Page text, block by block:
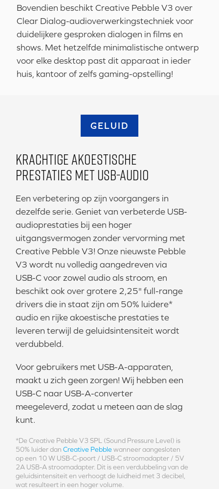
Bovendien beschikt Creative Pebble V3 over
Clear Dialog-audioverwerkingstechniek voor
duidelijkere gesproken dialogen in films en
shows. Met hetzelfde minimalistische ontwerp
voor elke desktop past dit apparaat in ieder
huis, kantoor of zelfs gaming-opstelling!
GELUID
KRACHTIGE AKOESTISCHE
PRESTATIES MET USB-AUDIO
Een verbetering op zijn voorgangers in
dezelfde serie. Geniet van verbeterde USB-
audioprestaties bij een hoger
uitgangsvermogen zonder vervorming met
Creative Pebble V3! Onze nieuwste Pebble
V3 wordt nu volledig aangedreven via
USB-C voor zowel audio als stroom, en
beschikt ook over grotere 2,25" full-range
drivers die in staat zijn om 50% luidere*
audio en rijke akoestische prestaties te
leveren terwijl de geluidsintensiteit wordt
verdubbeld.
Voor gebruikers met USB-A-apparaten,
maakt u zich geen zorgen! Wij hebben een
USB-C naar USB-A-converter
meegeleverd, zodat u meteen aan de slag
kunt.
*De Creative Pebble V3 SPL (Sound Pressure Level) is
50% luider danCreative Pebblewanneer aangesloten
op een 10 W USB-C-poort / USB-C stroomadapter / 5V
2A USB-A stroomadapter. Dit is een verdubbeling van de
geluidsintensiteit en verhoogt de luidheid met 3 decibel,
wat resulteert in een hoger volume.